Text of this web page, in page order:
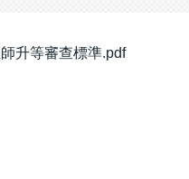
升等審查標準.pdf